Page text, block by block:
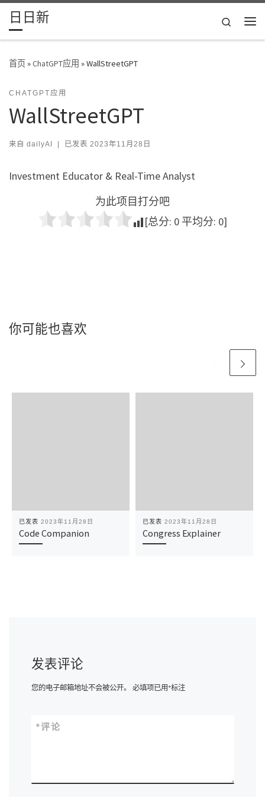
Skip to content
日日新
Search
首页»ChatGPT应用 »WallStreetGPT
CHATGPT应用
WallStreetGPT
来自 dailyAI | 已发表 2023年11月28日
Investment Educator & Real-Time Analyst
为此项目打分吧
[总分: 0 平均分: 0]
你可能也喜欢
已发表 2023年11月28日
Code Companion
已发表 2023年11月28日
Congress Explainer
发表评论
您的电子邮箱地址不会被公开。 必填项已用*标注
评论
*